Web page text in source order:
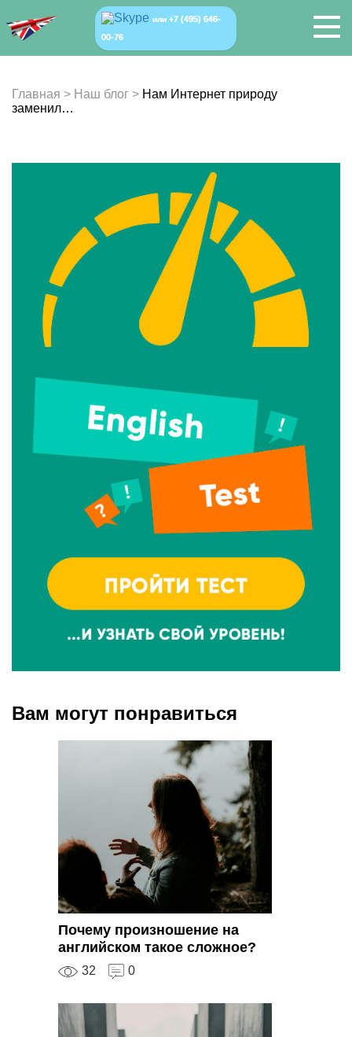
или +7 (495) 646-
00-76
Главная > Наш блог > Нам Интернет природу
заменил…
Вам могут понравиться
Почему произношение на
английском такое сложное?
32 0